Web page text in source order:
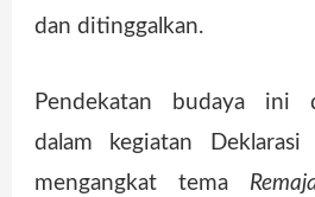
dan ditinggalkan.
Pendekatan budaya ini
dalam kegiatan Deklarasi
mengangkat tema